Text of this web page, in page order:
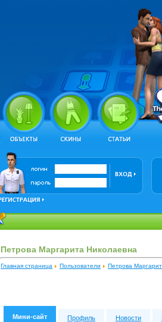
Петрова Маргарита Николаевна
Главная страница Пользователи Петрова
Мини-сайт Профиль Новости